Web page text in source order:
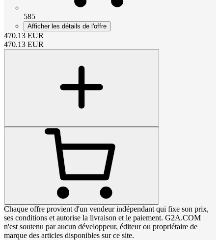
585
Afficher les détails de l'offre
470.13 EUR
470.13 EUR
Chaque offre provient d'un vendeur indépendant qui fixe son prix,
ses conditions et autorise la livraison et le paiement. G2A.COM
n'est soutenu par aucun développeur, éditeur ou propriétaire de
marque des articles disponibles sur ce site.